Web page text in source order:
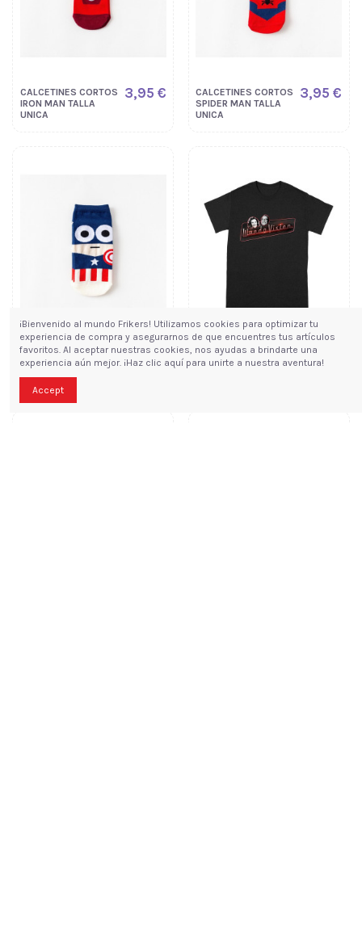
CALCETINES CORTOS
IRON MAN TALLA
UNICA
3,95 €
CALCETINES CORTOS
SPIDER MAN TALLA
UNICA
3,95 €
CALCETINES CORTOS
CAPTAIN AMERICA
TALLA UNICA
3,95 €
CAMISETA MARVEL
WANDAVISION
12,00 €
¡Bienvenido al mundo Frikers! Utilizamos cookies para optimizar tu
experiencia de compra y asegurarnos de que encuentres tus artículos
favoritos. Al aceptar nuestras cookies, nos ayudas a brindarte una
experiencia aún mejor. ¡Haz clic aquí para unirte a nuestra aventura!
Accept